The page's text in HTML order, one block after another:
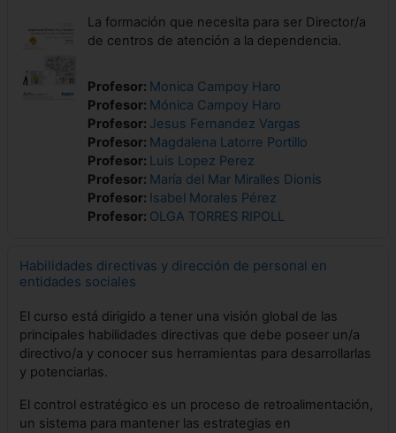
La formación que necesita para ser Director/a
de centros de atención a la dependencia.
Profesor: Monica Campoy Haro
Profesor: Mónica Campoy Haro
Profesor: Jesus Fernandez Vargas
Profesor: Magdalena Latorre Portillo
Profesor: Luis Lopez Perez
Profesor: María del Mar Miralles Dionis
Profesor: Isabel Morales Pérez
Profesor: OLGA TORRES RIPOLL
Habilidades directivas y dirección de personal en
entidades sociales
El curso está dirigido a tener una visión global de las
principales habilidades directivas que debe poseer un/a
directivo/a y conocer sus herramientas para desarrollarlas
y potenciarlas.
El control estratégico es un proceso de retroalimentación,
un sistema para mantener las estrategias en